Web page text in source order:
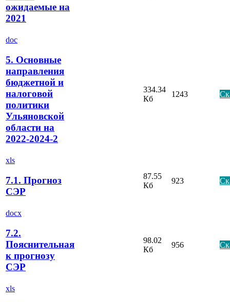
ожидаемые на
2021
doc
5. Основные
направления
бюджетной и
налоговой
политики
Ульяновской
области на
2022-2024-2
334.34
Кб
1243
xls
7.1. Прогноз
СЭР
87.55
Кб
923
docx
7.2.
Пояснительная
к прогнозу
СЭР
98.02
Кб
956
xls